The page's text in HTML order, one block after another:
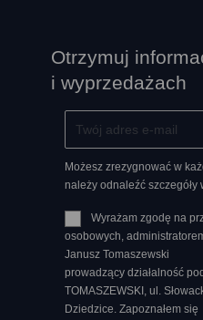
Otrzymuj
i wyprzedażach
Możesz zrezygnować w
należy odnaleźć
Wyrażam zgodę na
osobowych,
Janusz Tomaszewski
prowadzący działalność
TOMASZEWSKI, ul.
Dziedzice. Zapoznałem się